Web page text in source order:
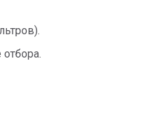
отбора.